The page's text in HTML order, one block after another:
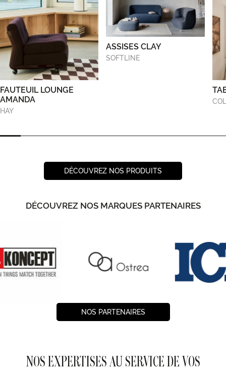
FAUTEUIL LOUNGE
AMANDA
HAY
ASSISES CLAY
SOFTLINE
DÉCOUVREZ NOS PRODUITS
DÉCOUVREZ NOS MARQUES PARTENAIRES
NOS PARTENAIRES
NOS EXPERTISES AU SERVICE DE VOS